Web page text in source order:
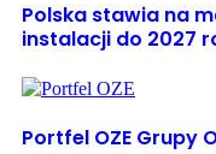
Polska stawia na
instalacji do 2027
Portfel OZE Grupy